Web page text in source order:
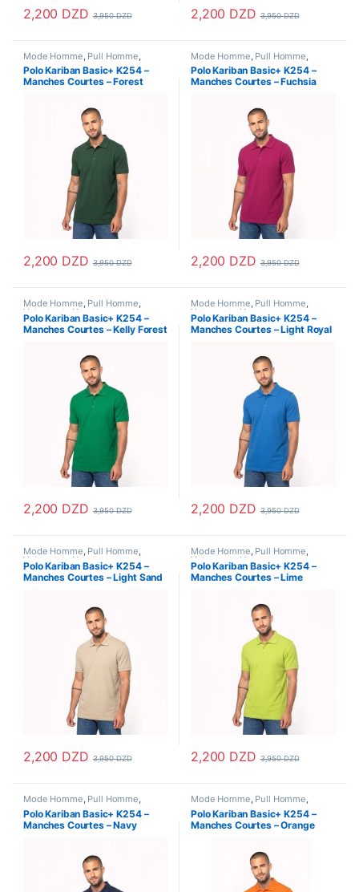
2,200 DZD 3,950DZD
Ce produit a plusieurs variations. Les options peuvent être
2,200 DZD 3,950DZD
Ce produit a plusieurs
Mode Homme Pull Homme
Vetements Homme
Polo Kariban Basic+ K254 –
Manches Courtes – Forest
2,200 DZD 3,950DZD
Ce produit a plusieurs variations. Les options peuvent être
Mode Homme Pull Homme
Vetements Homme
Polo Kariban Basic+ K254 –
Manches Courtes – Fuchsia
2,200 DZD 3,950DZD
Ce produit a plusieurs
Mode Homme, Pull Homme,
Vetements Homme
Polo Kariban Basic+ K254 –
Manches Courtes – Kelly Forest
2,200 DZD 3,950DZD
Ce produit a plusieurs variations. Les options peuvent être
Mode Homme, Pull Homme,
Vetements Homme
Polo Kariban Basic+ K254 –
Manches Courtes – Light Royal
2,200 DZD 3,950DZD
Ce produit a plusieurs
Mode Homme, Pull Homme,
Vetements Homme
Polo Kariban Basic+ K254 –
Manches Courtes – Light Sand
2,200 DZD 3,950DZD
Ce produit a plusieurs variations. Les options peuvent être
Mode Homme, Pull Homme,
Vetements Homme
Polo Kariban Basic+ K254 –
Manches Courtes – Lime
2,200 DZD 3,950DZD
Ce produit a plusieurs
Mode Homme, Pull Homme,
Vetements Homme
Polo Kariban Basic+ K254 –
Manches Courtes – Navy
Mode Homme, Pull Homme,
Vetements Homme
Polo Kariban Basic+ K254 –
Manches Courtes – Orange